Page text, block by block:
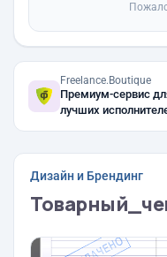
Freelance.Boutique
Премиум-сервис
лучших
Дизайн и Брендинг